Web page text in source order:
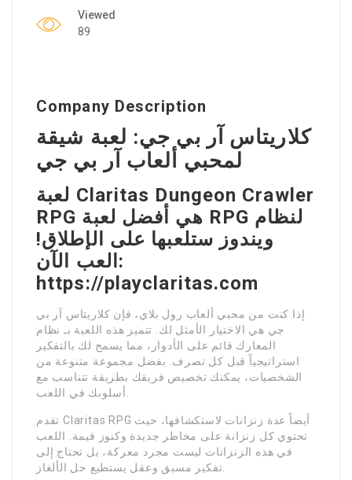
Viewed
89
Company Description
كلاريتاس آر بي جي: لعبة شيقة
لمحبي ألعاب آر بي جي
لعبة Claritas Dungeon Crawler
RPG هي أفضل لعبة RPG لنظام
ويندوز ستلعبها على الإطلاق!
العب الآن:
https://playclaritas.com
إذا كنت من محبي ألعاب رول بلاي، فإن كلاريتاس آر بي
جي هي الاختيار الأمثل لك. تتميز هذه اللعبة بـ نظام
المعارك قائم على الأدوار، مما يسمح لك بالتفكير
استراتيجياً قبل كل تصرف. بفضل مجموعة متنوعة من
الشخصيات، يمكنك تخصيص فريقك بطريقة تتناسب مع
تقدم Claritas RPG أيضاً عدة زنزانات لاستكشافها، حيث
تحتوي كل زنزانة على مخاطر جديدة وكنوز قيمة. اللعب
في هذه الزنزانات ليست مجرد معركة، بل تحتاج إلى